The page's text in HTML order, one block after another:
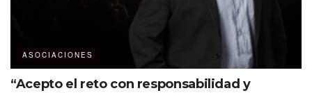
ASOCIACIONES
“Acepto el reto con responsabilidad y